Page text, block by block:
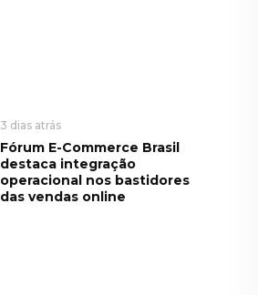
3 dias atrás
Fórum E-Commerce Brasil
destaca integração
operacional nos bastidores
das vendas online